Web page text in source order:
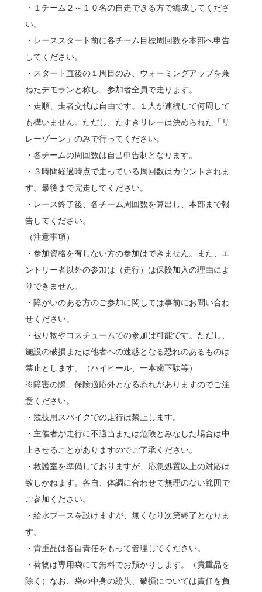
・１チーム２～１０名の自走できる方で編成してくださ
い。
・レーススタート前に各チーム目標周回数を本部へ申告
してください。
・スタート直後の１周目のみ、ウォーミングアップを兼
ねたデモランと称し、参加者全員で走ります。
・走順、走者交代は自由です。１人が連続して何周して
も構いません。ただし、たすきリレーは決められた「リ
レーゾーン」のみで行ってください。
・各チームの周回数は自己申告制となります。
・３時間経過時点で走っている周回数はカウントされま
す。最後まで完走してください。
・レース終了後、各チーム周回数を算出し、本部まで報
告してください。
（注意事項）
・参加資格を有しない方の参加はできません。また、エ
ントリー者以外の参加は（走行）は保険加入の理由によ
りできません。
・障がいのある方のご参加に関しては事前にお問い合わ
せください。
・被り物やコスチュームでの参加は可能です。ただし、
施設の破損または他者への迷惑となる恐れのあるものは
禁止とします。（ハイヒール、一本歯下駄等）
※障害の際、保険適応外となる恐れがありますのでご注
意ください。
・競技用スパイクでの走行は禁止します。
・主催者が走行に不適当または危険とみなした場合は中
止させることがありますのでご了承ください。
・救護室を準備しておりますが、応急処置以上の対応は
致しかねます。各自、体調に合わせて無理のない範囲で
ご参加ください。
・給水ブースを設けますが、無くなり次第終了となりま
す。
・貴重品は各自責任をもって管理してください。
・荷物は専用袋にて無料でお預かりします。（貴重品を
除く）なお、袋の中身の紛失、破損については責任を負